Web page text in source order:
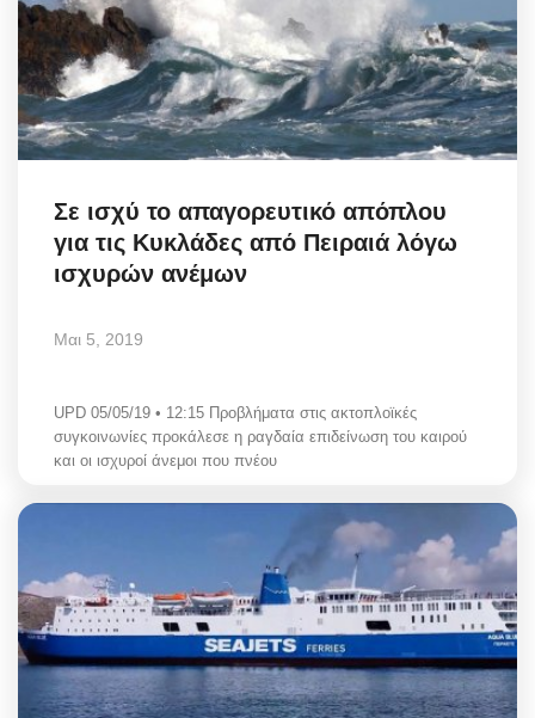
Σε ισχύ το απαγορευτικό απόπλου
για τις Κυκλάδες από Πειραιά λόγω
ισχυρών ανέμων
Μαι 5, 2019
UPD 05/05/19 • 12:15 Προβλήματα στις ακτοπλοϊκές
συγκοινωνίες προκάλεσε η ραγδαία επιδείνωση του καιρού
και οι ισχυροί άνεμοι που πνέου